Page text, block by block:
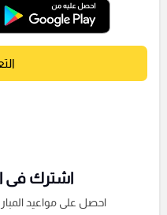
اشترك فى
احصل على مواعيد